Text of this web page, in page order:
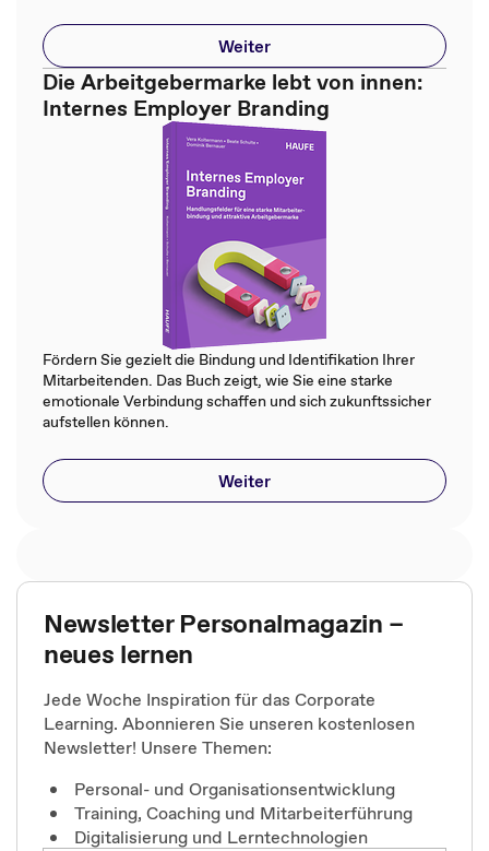
Weiter
Die Arbeitgebermarke lebt von innen:
Internes Employer Branding
Fördern Sie gezielt die Bindung und Identifikation Ihrer
Mitarbeitenden. Das Buch zeigt, wie Sie eine starke
emotionale Verbindung schaffen und sich zukunftssicher
aufstellen können.
Weiter
Newsletter Personalmagazin –
neues lernen
Jede Woche Inspiration für das Corporate
Learning. Abonnieren Sie unseren kostenlosen
Newsletter! Unsere Themen:
Personal- und Organisationsentwicklung
Training, Coaching und Mitarbeiterführung
Digitalisierung und Lerntechnologien